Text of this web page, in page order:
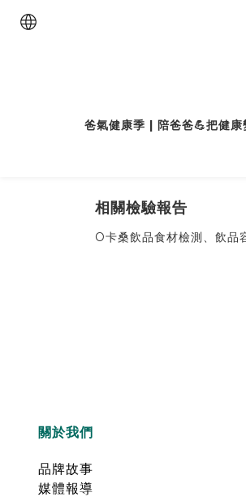
爸氣健康季 | 陪爸爸💪把健康
相關檢驗報告
O卡桑飲品食材檢測、飲
關於我們
品牌故事
媒體報導